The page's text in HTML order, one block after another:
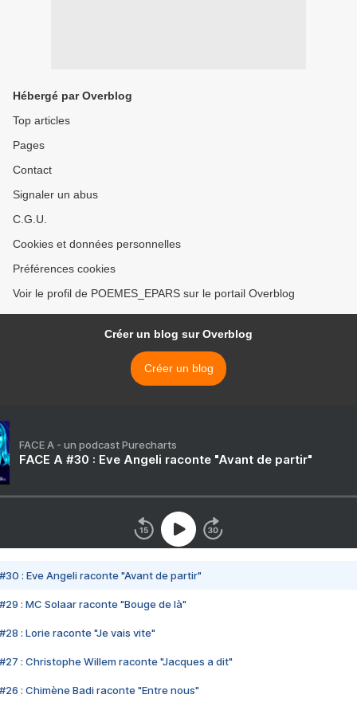
Hébergé par Overblog
Top articles
Pages
Contact
Signaler un abus
C.G.U.
Cookies et données personnelles
Préférences cookies
Voir le profil de POEMES_EPARS sur le portail Overblog
Créer un blog sur Overblog
Créer un blog
FACE A - un podcast Purecharts
FACE A #30 : Eve Angeli raconte "Avant de partir"
#30 : Eve Angeli raconte "Avant de partir"
#29 : MC Solaar raconte "Bouge de là"
#28 : Lorie raconte "Je vais vite"
#27 : Christophe Willem raconte "Jacques a dit"
#26 : Chimène Badi raconte "Entre nous"